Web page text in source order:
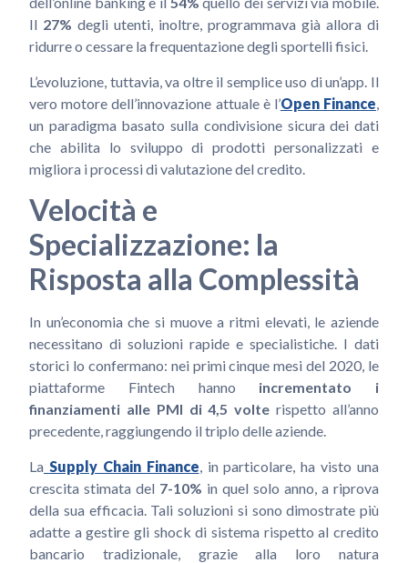
Il 27% degli utenti, inoltre, programmava già allora di
ridurre o cessare la frequentazione degli sportelli fisici.
L’evoluzione, tuttavia, va oltre il semplice uso di un’app. Il
vero motore dell’innovazione attuale è l’Open Finance
un paradigma basato sulla condivisione sicura dei dati
che abilita lo sviluppo di prodotti personalizzati e
migliora i processi di valutazione del credito.
Velocità e
Specializzazione: la
Risposta alla Complessità
In un’economia che si muove a ritmi elevati, le aziende
necessitano di soluzioni rapide e specialistiche. I dati
storici lo confermano: nei primi cinque mesi del 2020, le
piattaforme Fintech hanno incrementato i
finanziamenti alle PMI di 4,5 volte rispetto all’anno
precedente, raggiungendo il triplo delle aziende.
La Supply Chain Finance , in particolare, ha visto una
crescita stimata del 7-10% in quel solo anno, a riprova
della sua efficacia. Tali soluzioni si sono dimostrate più
adatte a gestire gli shock di sistema rispetto al credito
bancario tradizionale, grazie alla loro natura